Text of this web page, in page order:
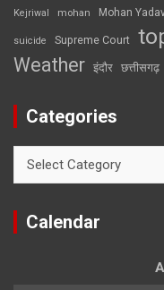
Kejriwal mohan Mohan
suicide Supreme Court
Weather इंदौर छत्तीसगढ़
Categories
Calendar